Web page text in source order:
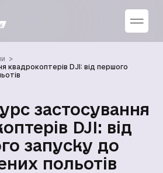
квадрокоптерів DJI: від першого
застосування
DJI: від
запуску до
польотів